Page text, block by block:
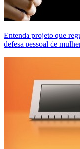
Entenda projeto que
defesa pessoal de